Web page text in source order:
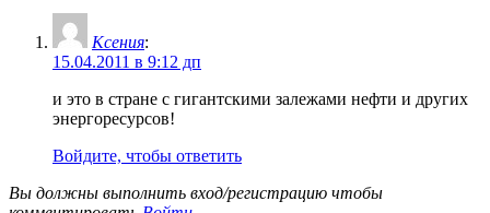
Ксения:
15.04.2011 в 9:12 дп
и это в стране с гигантскими залежами нефти и других
энергоресурсов!
Войдите, чтобы ответить
Вы должны выполнить вход/регистрацию чтобы